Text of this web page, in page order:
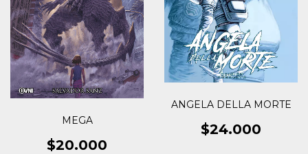
MEGA
$20.000
ANGELA DELLA MORTE
$24.000